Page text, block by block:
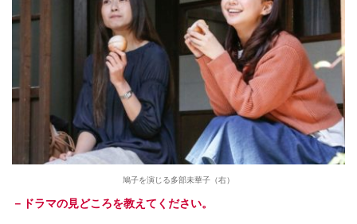
鳩子を演じる多部未華子（右）
－ドラマの見どころを教えてください。